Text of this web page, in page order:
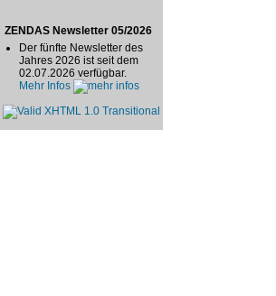
ZENDAS Newsletter 05/2026
Der fünfte Newsletter des
Jahres 2026 ist seit dem
02.07.2026 verfügbar.
Mehr Infos